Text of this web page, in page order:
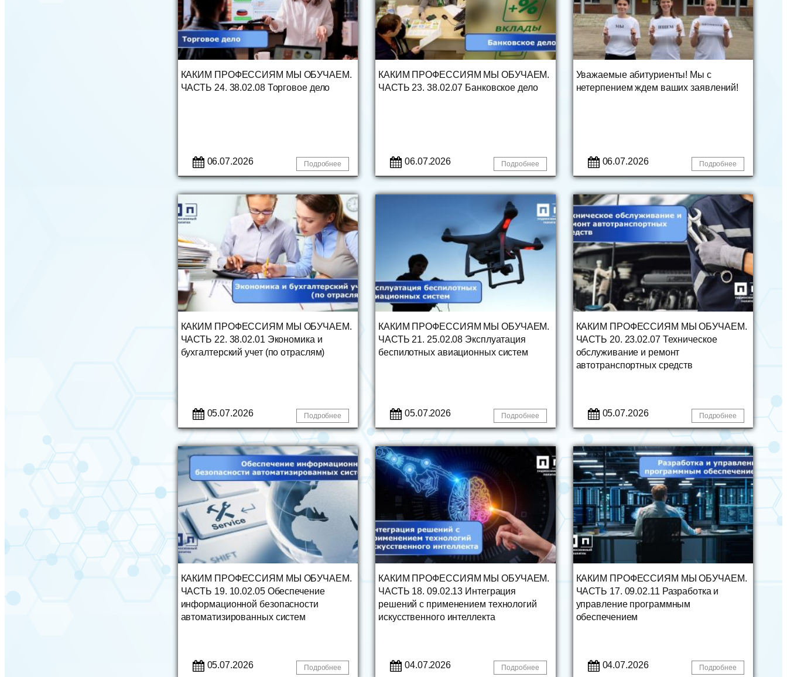
КАКИМ ПРОФЕССИЯМ МЫ ОБУЧАЕМ.
ЧАСТЬ 24. 38.02.08 Торговое дело
06.07.2026 Подробнее
КАКИМ ПРОФЕССИЯМ МЫ ОБУЧАЕМ.
ЧАСТЬ 23. 38.02.07 Банковское дело
06.07.2026 Подробнее
Уважаемые абитуриенты! Мы с
нетерпением ждем ваших заявлений!
06.07.2026 Подробнее
КАКИМ ПРОФЕССИЯМ МЫ ОБУЧАЕМ.
ЧАСТЬ 22. 38.02.01 Экономика и
бухгалтерский учет (по отраслям)
05.07.2026 Подробнее
КАКИМ ПРОФЕССИЯМ МЫ ОБУЧАЕМ.
ЧАСТЬ 21. 25.02.08 Эксплуатация
беспилотных авиационных систем
05.07.2026 Подробнее
КАКИМ ПРОФЕССИЯМ МЫ ОБУЧАЕМ.
ЧАСТЬ 20. 23.02.07 Техническое
обслуживание и ремонт
автотранспортных средств
05.07.2026 Подробнее
КАКИМ ПРОФЕССИЯМ МЫ ОБУЧАЕМ.
ЧАСТЬ 19. 10.02.05 Обеспечение
информационной безопасности
автоматизированных систем
05.07.2026 Подробнее
КАКИМ ПРОФЕССИЯМ МЫ ОБУЧАЕМ.
ЧАСТЬ 18. 09.02.13 Интеграция
решений с применением технологий
искусственного интеллекта
04.07.2026 Подробнее
КАКИМ ПРОФЕССИЯМ МЫ ОБУЧАЕМ.
ЧАСТЬ 17. 09.02.11 Разработка и
управление программным
обеспечением
04.07.2026 Подробнее